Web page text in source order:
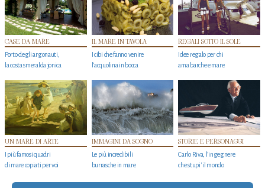
CASE DA MARE
Porto degli argonauti,
la costa smeralda jonica
IL MARE IN TAVOLA
I cibi che fanno venire
l’acquolina in bocca
REGALI SOTTO IL SOLE
Idee regalo per chi
ama barche e mare
UN MARE DI ARTE
I più famosi quadri
di mare copiati per voi
IMMAGINI DA SOGNO
Le più incredibili
burrasche in mare
STORIE E PERSONAGGI
Carlo Riva, l’ingegnere
che stupi' il mondo